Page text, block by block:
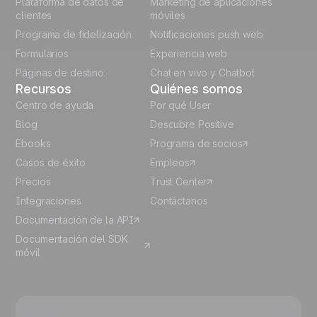
German
clientes
Programa de fidelización
Formularios
Páginas de destino
móviles
Notificaciones push web
Experiencia web
Chat en vivo y Chatbot
Recursos
Centro de ayuda
Blog
Ebooks
Casos de éxito
Precios
Integraciones
Documentación de la API
Documentación del SDK
móvil
Quiénes somos
Por qué User
Descubre Positive
Programa de socios
Empleos
Trust Center
Contáctanos